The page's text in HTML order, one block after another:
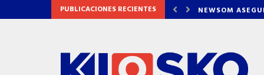
PUBLICACIONES RECIENTES
QUE CALIFORNIA AUMENTARÁ EL SALARIO MÍNIMO
​REDADAS DE